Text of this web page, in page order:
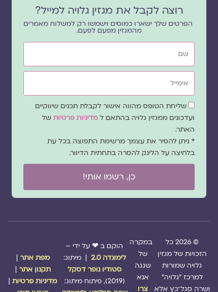
רוצה לקבל את מגזין גלויה למייל?
הפרטים שלך ישארו כמוסים וישמשו רק למשלוח מאמרים
מהמגזין מפעם לפעם.
שם
אימייל
שדה
הסכמה
שליחת הטופס מהווה אישור לקבלת תכנים שיווקיים
ועדכונים ממגזין גלויה בהתאם ל מדיניות פרטיותשל
האתר.
* ניתן להסיר את עצמך מרשימת התפוצה בכל עת
בלחיצה על הלינק להסרה בתחתית הדיוור.
כן, רשמו אותי!
© 2026 כל
הזכויות של מגזין
גלויה שמורות
למרכז "גלויה"
ושרה סגל־כץ אלא
במקרה
של
שגגה
אנא
צרו
הוקם ב ❤ על ידי –
לימונדה 2.0
| מיתוג:
סטודיו נופר דסקל
מפת אתר|
תקנון אתר|
מדיניות פרטיות|